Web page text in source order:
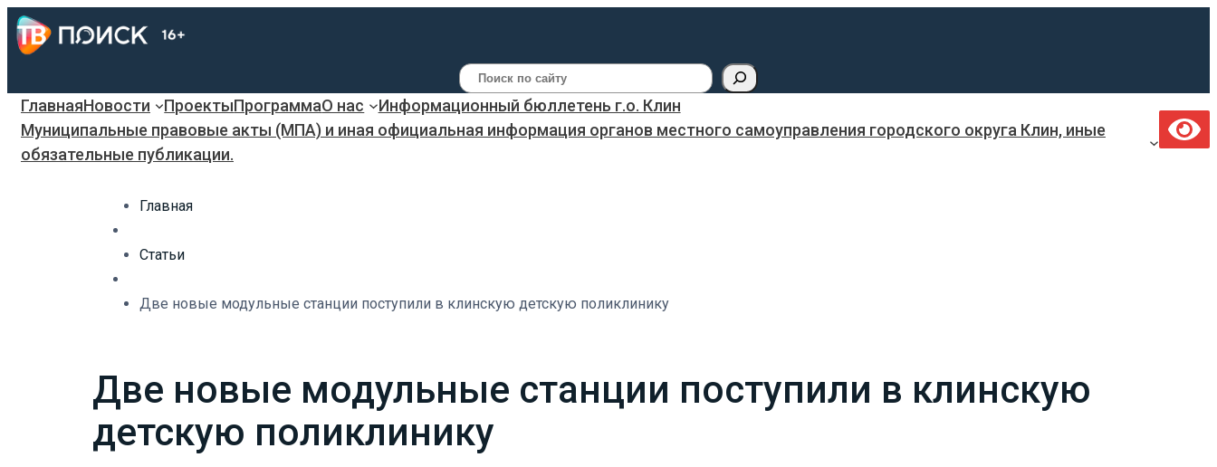
Поиск
ГлавнаяНовости ПроектыПрограммаО нас
Информационный бюллетень г.о. Клин
Муниципальные правовые акты (МПА) и иная официальная информация органов местного самоуправления городского округа Клин, иные
обязательные публикации.
Главная
Статьи
Две новые модульные станции поступили в клинскую детскую поликлинику
Две новые модульные станции поступили в клинскую
детскую поликлинику